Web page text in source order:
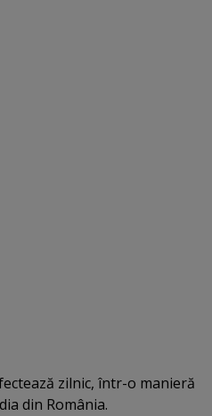
zilnic, într-o manieră
din România.